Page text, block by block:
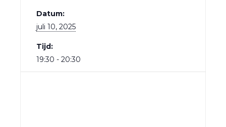
Datum:
juli 10, 2025
Tijd:
19:30 - 20:30